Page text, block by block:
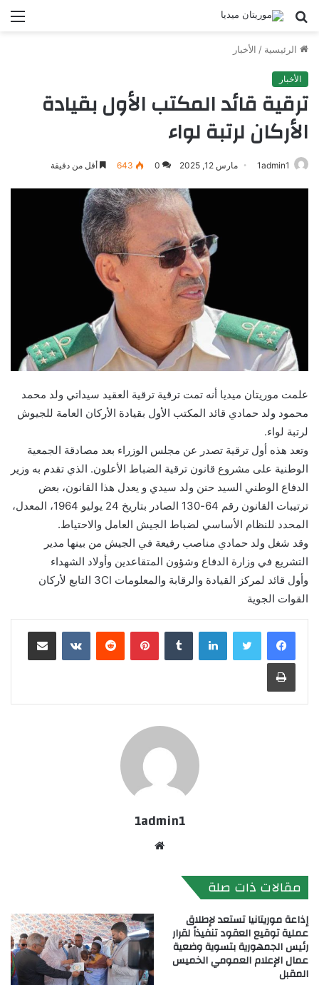
بحث
الرئيسية / الأخبار
الأخبار
ترقية قائد المكتب الأول بقيادة
الأركان لرتبة لواء
1admin1 مارس 12, 2025 0
643 أقل من دقيقة
علمت موريتان ميديا أنه تمت ترقية ترقية العقيد سيداتي ولد محمد
محمود ولد حمادي قائد المكتب الأول بقيادة الأركان العامة للجيوش
لرتبة لواء.
وتعد هذه أول ترقية تصدر عن مجلس الوزراء بعد مصادقة الجمعية
الوطنية على مشروع قانون ترقية الضباط الأعلون. الذي تقدم به وزير
الدفاع الوطني السيد حنن ولد سيدي و يعدل هذا القانون، بعض
ترتيبات القانون رقم 64-130 الصادر بتاريخ 24 يوليو 1964، المعدل،
المحدد للنظام الأساسي لضباط الجيش العامل والاحتياط.
وقد شغل ولد حمادي مناصب رفيعة في الجيش من بينها مدير
التشريع في وزارة الدفاع وشؤون المتقاعدين وأولاد الشهداء
وأول قائد لمركز القيادة والرقابة والمعلومات 3CI التابع لأركان
القوات الجوية
لينكدإن بينتيريست مشاركة عبر البريد
طباعة
1admin1
مقالات ذات صلة
إذاعة موريتانيا تستعد لإطلاق
عملية توقيع العقود تنفيذاً لقرار
رئيس الجمهورية بتسوية وضعية
عمال الإعلام العمومي الخميس
المقبل